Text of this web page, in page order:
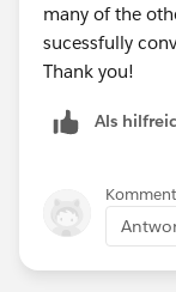
many of the
sucessfully
Thank you!
Als